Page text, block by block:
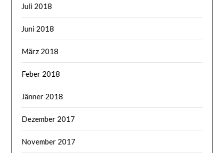
Juli 2018
Juni 2018
März 2018
Feber 2018
Jänner 2018
Dezember 2017
November 2017